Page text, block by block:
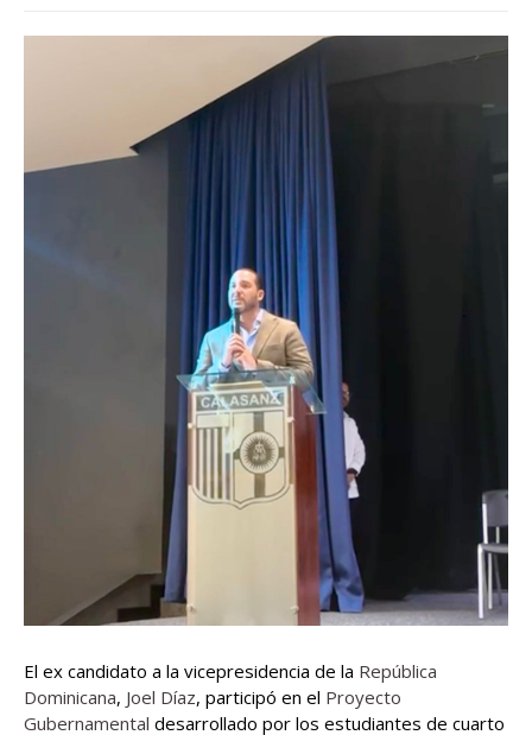
El ex candidato a la vicepresidencia de la República
Dominicana, Joel Díaz, participó en el Proyecto
Gubernamental desarrollado por los estudiantes de cuarto